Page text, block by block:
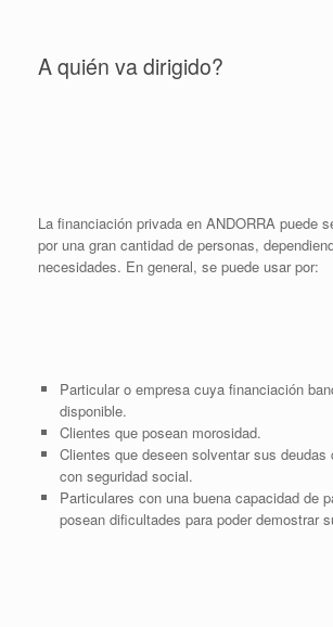
A quién va dirigido?
La financiación privada en ANDORRA puede
por una gran cantidad de personas,
necesidades. En general, se puede usar por:
Particular o empresa cuya financiación
disponible.
Clientes que posean morosidad.
Clientes que deseen solventar sus deudas
con seguridad social.
Particulares con una buena capacidad de
posean dificultades para poder demostrar